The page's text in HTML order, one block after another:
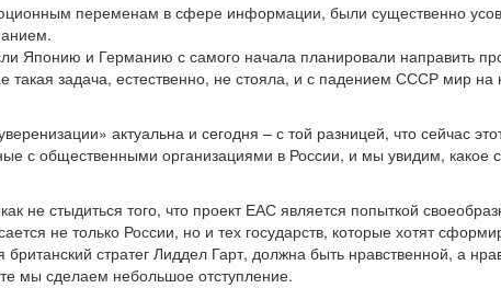
переменам в сфере информации, были существенно
Японию и Германию с самого начала планировали направить
такая задача, естественно, не стояла, и с падением СССР мир на
актуальна и сегодня – с той разницей, что сейчас
с общественными организациями в России, и мы увидим, какое
не стыдиться того, что проект ЕАС является попыткой
не только России, но и тех государств, которые хотят
стратег Лиддел Гарт, должна быть нравственной, а
мы сделаем небольшое отступление.